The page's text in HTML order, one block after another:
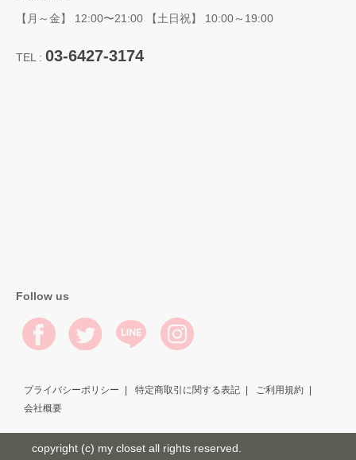
【月～金】 12:00〜21:00 【土日祝】 10:00～19:00
TEL : 03-6427-3174
Follow us
プライバシーポリシー 特定商取引に関する表記
ご利用規約
会社概要
copyright (c) my closet all rights reserved.